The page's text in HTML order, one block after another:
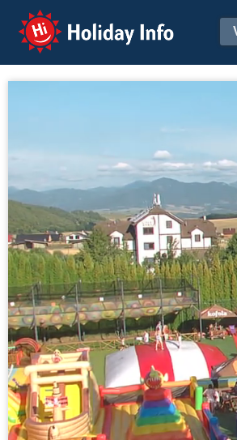
Holiday Info